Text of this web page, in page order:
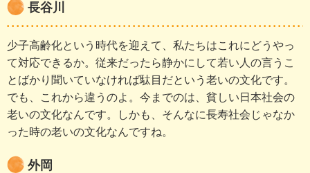
長谷川
少子高齢化という時代を迎えて、私たちはこれにどうやっ
て対応できるか。従来だったら静かにして若い人の言うこ
とばかり聞いていなければ駄目だという老いの文化です。
でも、これから違うのよ。今までのは、貧しい日本社会の
老いの文化なんです。しかも、そんなに長寿社会じゃなか
った時の老いの文化なんですね。
外岡